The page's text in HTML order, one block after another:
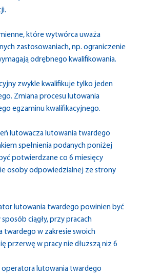
które wytwórca uważa
zastosowaniach, np. ograniczenie
odrębnego kwalifikowania.
zwykle kwalifikuje tylko jeden
Zmiana procesu lutowania
egzaminu kwalifikacyjnego.
lutowacza lutowania twardego
spełnienia podanych poniżej
potwierdzane co 6 miesięcy
osoby odpowiedzialnej ze strony
lutowania twardego powinien być
ciągły, przy pracach
twardego w zakresie swoich
przerwę w pracy nie dłuższą niż 6
lutowania twardego